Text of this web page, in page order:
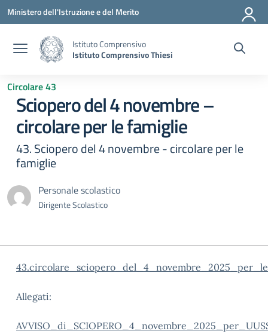
Vai ai contenuti
Vai al menu di navigazione
Vai al footer
Ministero dell'Istruzione e del Merito
Istituto Comprensivo
Istituto Comprensivo Thiesi
Circolare 43
Sciopero del 4 novembre –
circolare per le famiglie
43. Sciopero del 4 novembre - circolare per le
famiglie
Personale scolastico
Dirigente Scolastico
Allegati: